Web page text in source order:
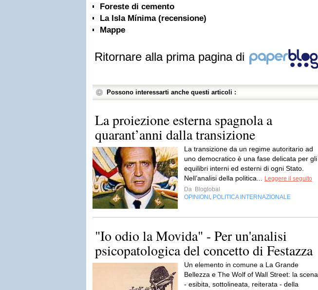
Foreste di cemento
La Isla Mínima (recensione)
Mappe
Ritornare alla prima pagina di
Possono interessarti anche questi articoli :
La proiezione esterna spagnola a
quarant’anni dalla transizione
La transizione da un regime autoritario ad
uno democratico è una fase delicata per gli
equilibri interni ed esterni di ogni Stato.
Nell’analisi della politica...
Leggere il seguito
Da Bloglobal
OPINIONI
POLITICA INTERNAZIONALE
"Io odio la Movida" - Per un'analisi
psicopatologica del concetto di Festazza
Un elemento in comune a La Grande
Bellezza e The Wolf of Wall Street: la scena
- esibita, sottolineata, reiterata - della